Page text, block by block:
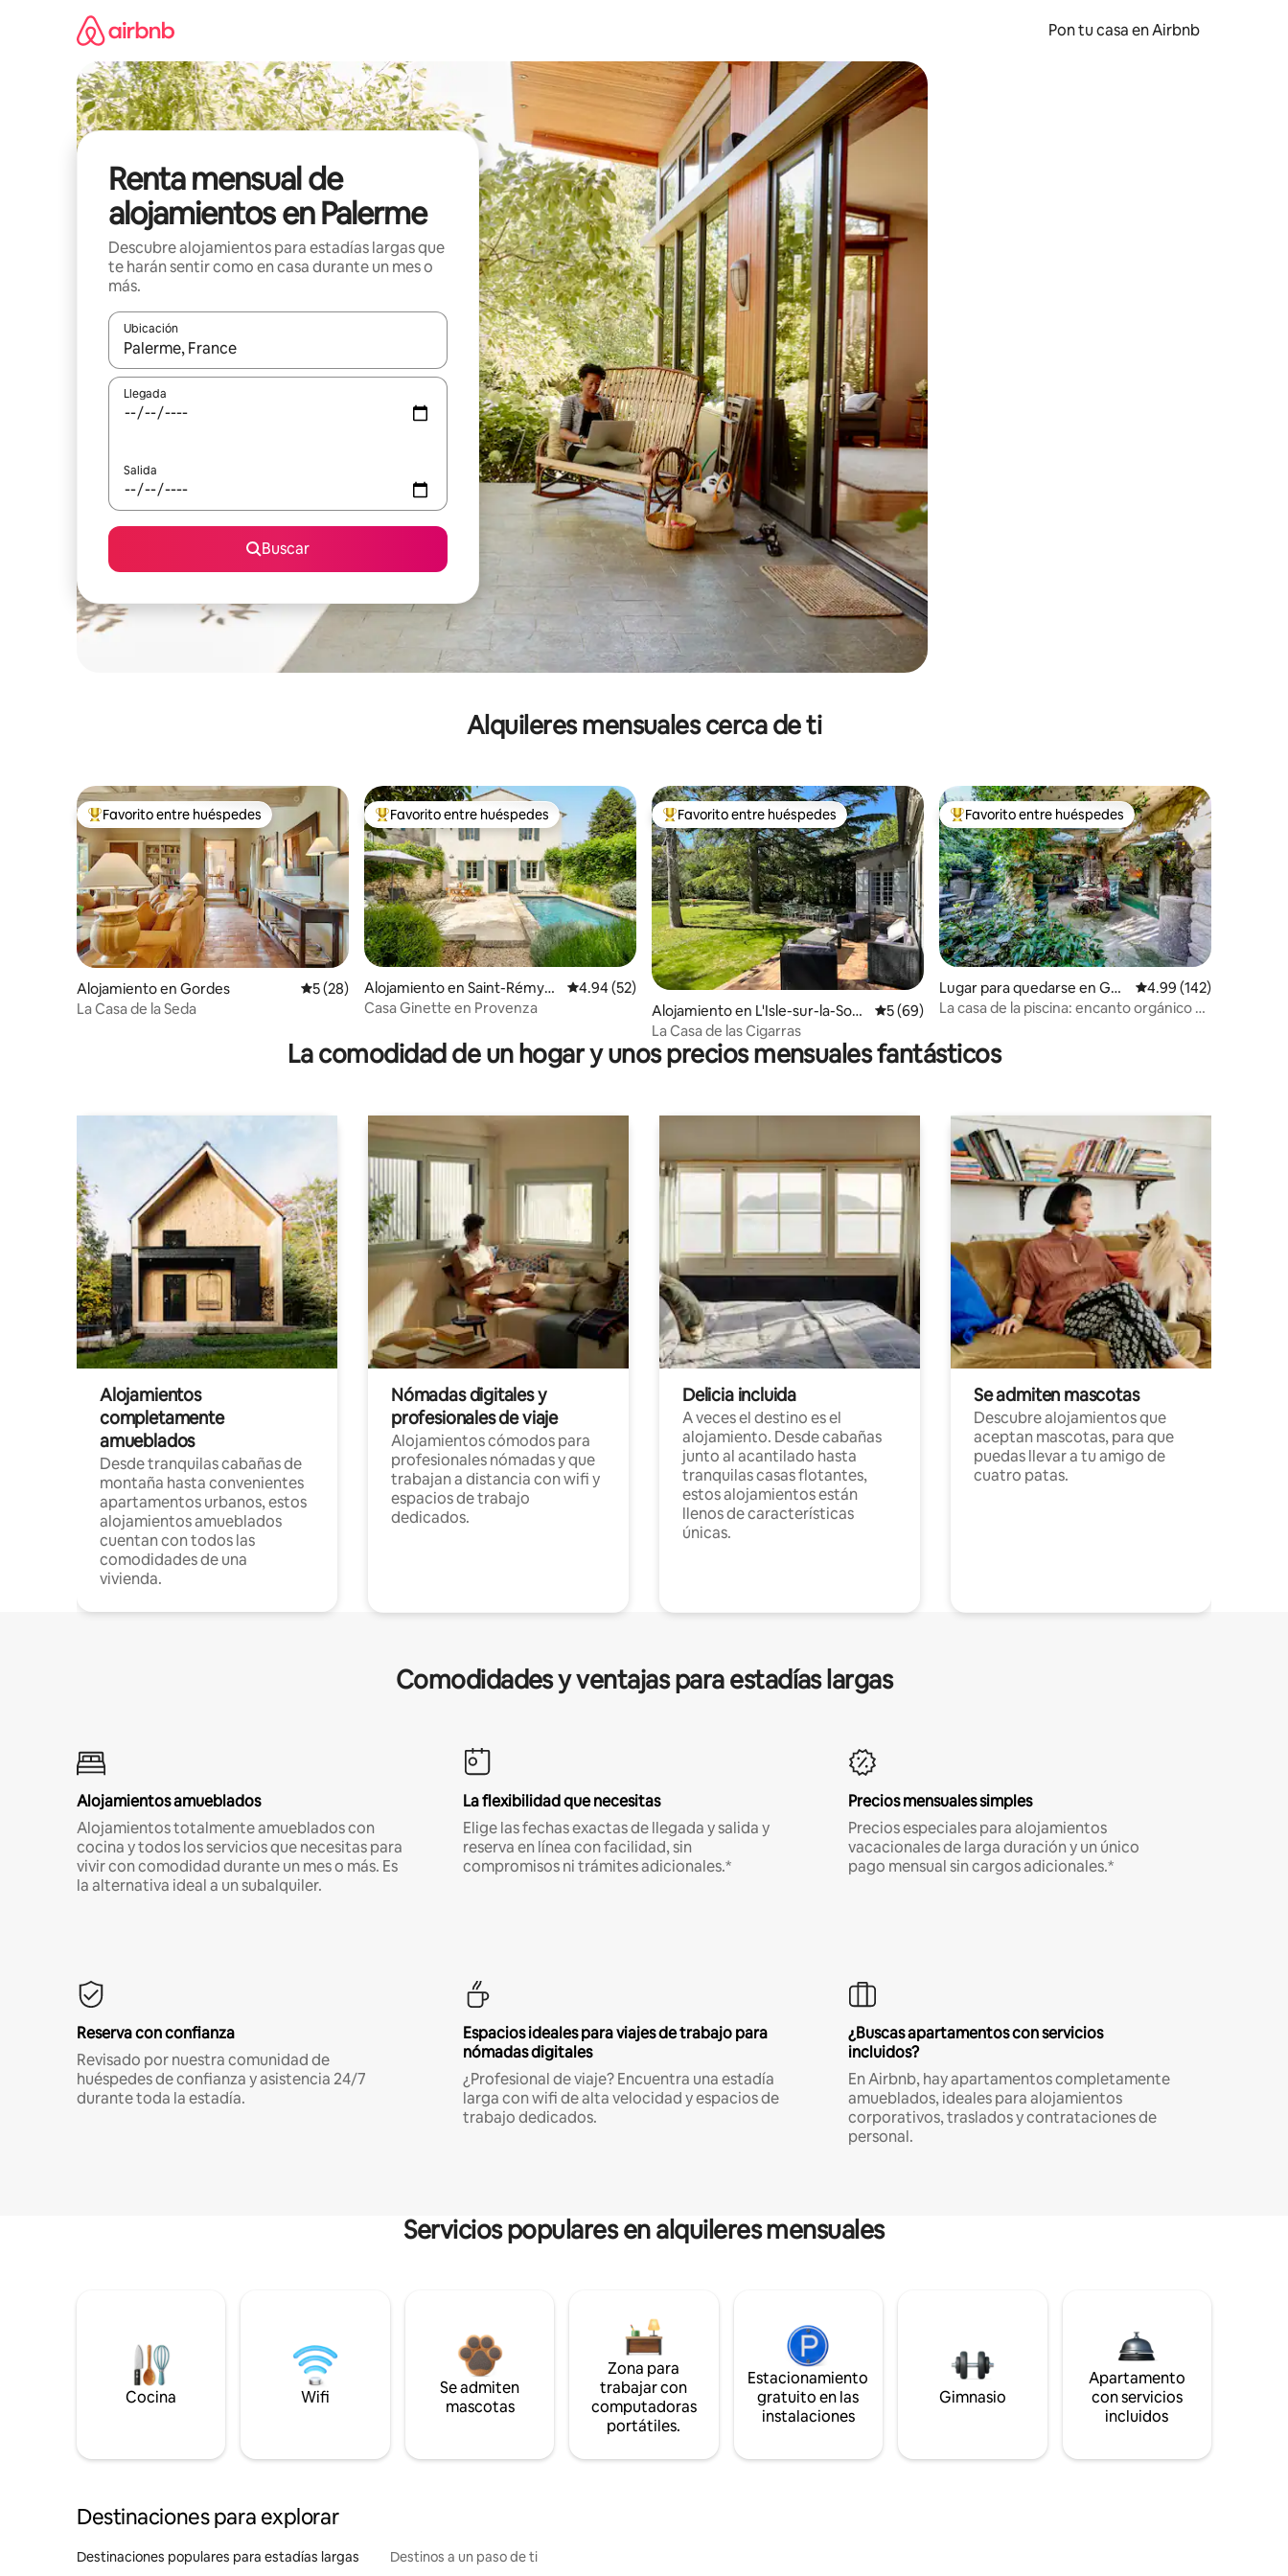
Pon tu casa en Airbnb
Renta mensual de
alojamientos en Palerme
Descubre alojamientos para estadías largas que
te harán sentir como en casa durante un mes o
más.
Ubicación
Cuando los resultados estén disponibles, navega con las teclas de flecha hacia arriba y hacia abajo o explora con el tacto o desliza el dedo.
Llegada
Salida
Buscar
Alquileres mensuales cerca de ti
Favorito entre huéspedes preferido
Favorito entre huéspedes
Alojamiento en Gordes Calificación promedio: 5 de 5, 28 reseñas
5 (28)
La Casa de la Seda
Favorito entre huéspedes preferido
Favorito entre huéspedes
Alojamiento en Saint-Rémy-d
e-Provence
Calificación promedio: 4.94 de 5, 52 reseñas
4.94 (52)
Casa Ginette en Provenza
Favorito entre huéspedes preferido
Favorito entre huéspedes
Alojamiento en L'Isle-sur-la-Sorg
ue
Calificación promedio: 5 de 5, 69 reseñas
5 (69)
La Casa de las Cigarras
Favorito entre huéspedes preferido
Favorito entre huéspedes
Lugar para quedarse en Gou
lt
Calificación promedio:
4.99 (142)
La casa de la piscina: encanto orgánico y
La comodidad de un hogar y unos precios mensuales fantásticos
Alojamientos
completamente
amueblados
Desde tranquilas cabañas de
montaña hasta convenientes
apartamentos urbanos, estos
alojamientos amueblados
cuentan con todos las
comodidades de una
vivienda.
Nómadas digitales y
profesionales de viaje
Alojamientos cómodos para
profesionales nómadas y que
trabajan a distancia con wifi y
espacios de trabajo
dedicados.
Delicia incluida
A veces el destino es el
alojamiento. Desde cabañas
junto al acantilado hasta
tranquilas casas flotantes,
estos alojamientos están
llenos de características
únicas.
Se admiten mascotas
Descubre alojamientos que
aceptan mascotas, para que
puedas llevar a tu amigo de
cuatro patas.
Comodidades y ventajas para estadías largas
Alojamientos amueblados
Alojamientos totalmente amueblados con
cocina y todos los servicios que necesitas para
vivir con comodidad durante un mes o más. Es
la alternativa ideal a un subalquiler.
La flexibilidad que necesitas
Elige las fechas exactas de llegada y salida y
reserva en línea con facilidad, sin
compromisos ni trámites adicionales.*
Precios mensuales simples
Precios especiales para alojamientos
vacacionales de larga duración y un único
pago mensual sin cargos adicionales.*
Reserva con confianza
Revisado por nuestra comunidad de
huéspedes de confianza y asistencia 24/7
durante toda la estadía.
Espacios ideales para viajes de trabajo para
nómadas digitales
¿Profesional de viaje? Encuentra una estadía
larga con wifi de alta velocidad y espacios de
trabajo dedicados.
¿Buscas apartamentos con servicios
incluidos?
En Airbnb, hay apartamentos completamente
amueblados, ideales para alojamientos
corporativos, traslados y contrataciones de
personal.
Servicios populares en alquileres mensuales
Cocina Wifi
Se admiten
mascotas
Zona para
trabajar con
computadoras
portátiles.
Estacionamiento
gratuito en las
instalaciones
Gimnasio
Apartamento
con servicios
incluidos
Destinaciones para explorar
Destinaciones populares para estadías largas Destinos a un paso de ti